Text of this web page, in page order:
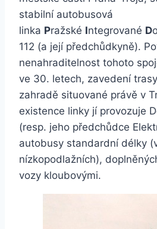
stabilní autobusová
linka Pražské Integrované D
112 (a její předchůdkyně).
nenahraditelnost tohoto
ve 30. letech, zavedení
zahradě situované právě v
existence linky jí provozuje
(resp. jeho předchůdce
autobusy standardní délky
nízkopodlažních),
vozy kloubovými.